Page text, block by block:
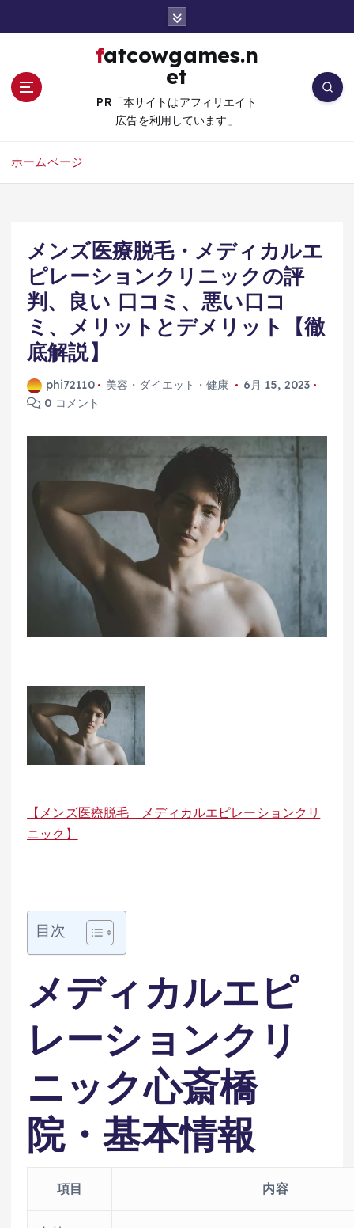
fatcowgames.n
et
PR「本サイトはアフィリエイト
広告を利用しています」
ホームページ
メンズ医療脱毛・メディカルエ
ピレーションクリニックの評
判、良い 口コミ、悪い口コ
ミ、メリットとデメリット【徹
底解説】
phi72110 美容・ダイエット・健康
6月 15, 2023
0 コメント
【メンズ医療脱毛 メディカルエピレーションクリ
ニック】
目次
メディカルエピ
レーションクリ
ニック心斎橋
院・基本情報
項目 内容